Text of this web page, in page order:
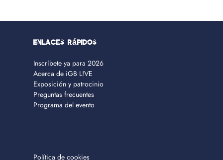
Enlaces rápidos
Inscríbete ya para 2026
Acerca de iGB L!VE
Exposición y patrocinio
Preguntas frecuentes
Programa del evento
Política de cookies